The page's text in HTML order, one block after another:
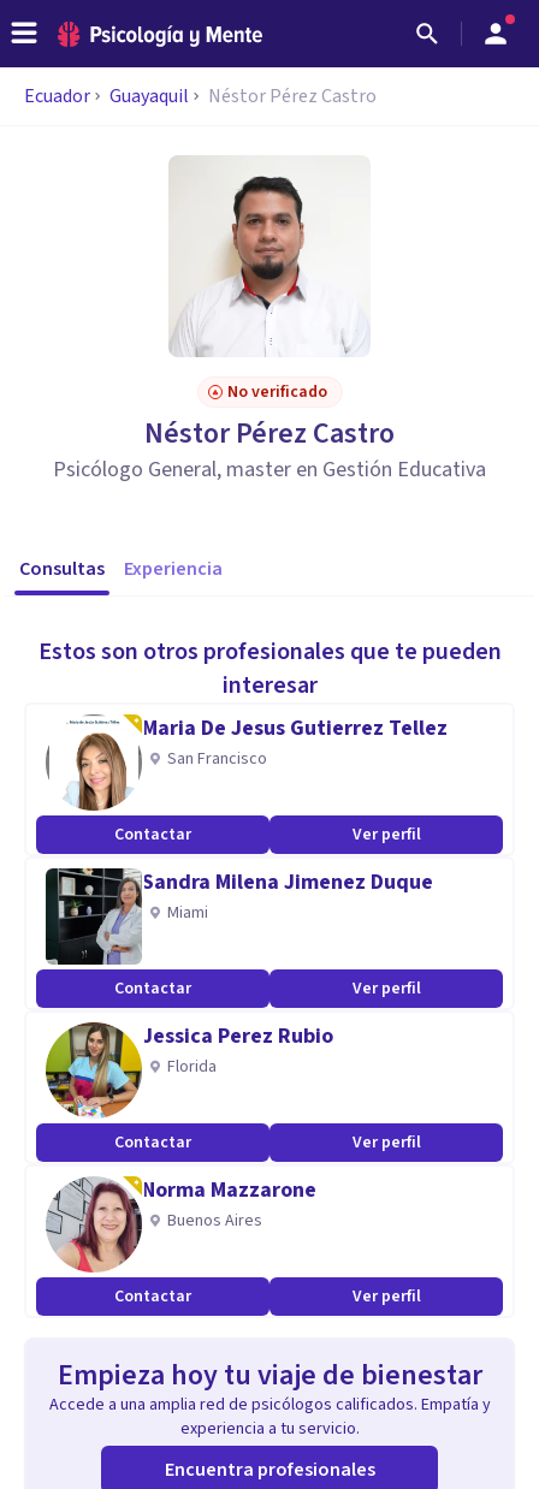
Ecuador Guayaquil Néstor Pérez Castro
No verificado
Néstor Pérez Castro
Psicólogo General, master en Gestión Educativa
Consultas Experiencia
Estos son otros profesionales que te pueden
interesar
Maria De Jesus Gutierrez Tellez
San Francisco
Contactar Ver perfil
Sandra Milena Jimenez Duque
Miami
Contactar Ver perfil
Jessica Perez Rubio
Florida
Contactar Ver perfil
Norma Mazzarone
Buenos Aires
Contactar Ver perfil
Empieza hoy tu viaje de bienestar
Accede a una amplia red de psicólogos calificados. Empatía y
experiencia a tu servicio.
Encuentra profesionales